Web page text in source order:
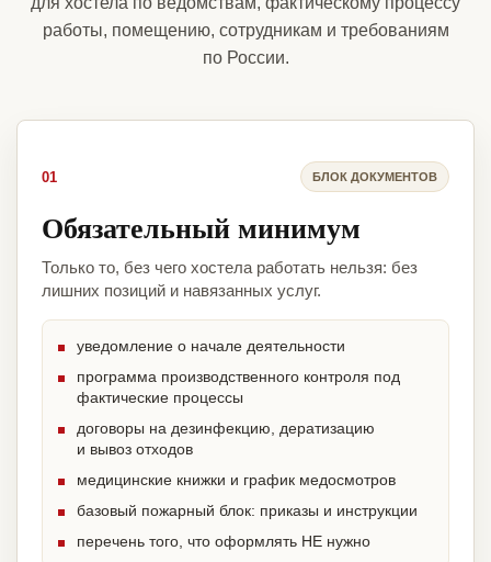
работы, помещению, сотрудникам и требованиям
по России.
01 БЛОК ДОКУМЕНТОВ
Обязательный минимум
Только то, без чего хостела работать нельзя: без
лишних позиций и навязанных услуг.
уведомление о начале деятельности
программа производственного контроля под
фактические процессы
договоры на дезинфекцию, дератизацию
и вывоз отходов
медицинские книжки и график медосмотров
базовый пожарный блок: приказы и инструкции
перечень того, что оформлять НЕ нужно